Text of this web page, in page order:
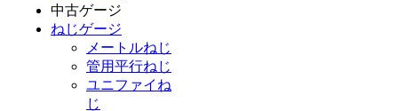
中古ゲージ
ねじゲージ
メートルねじ
管用平行ねじ
ユニファイね
じ